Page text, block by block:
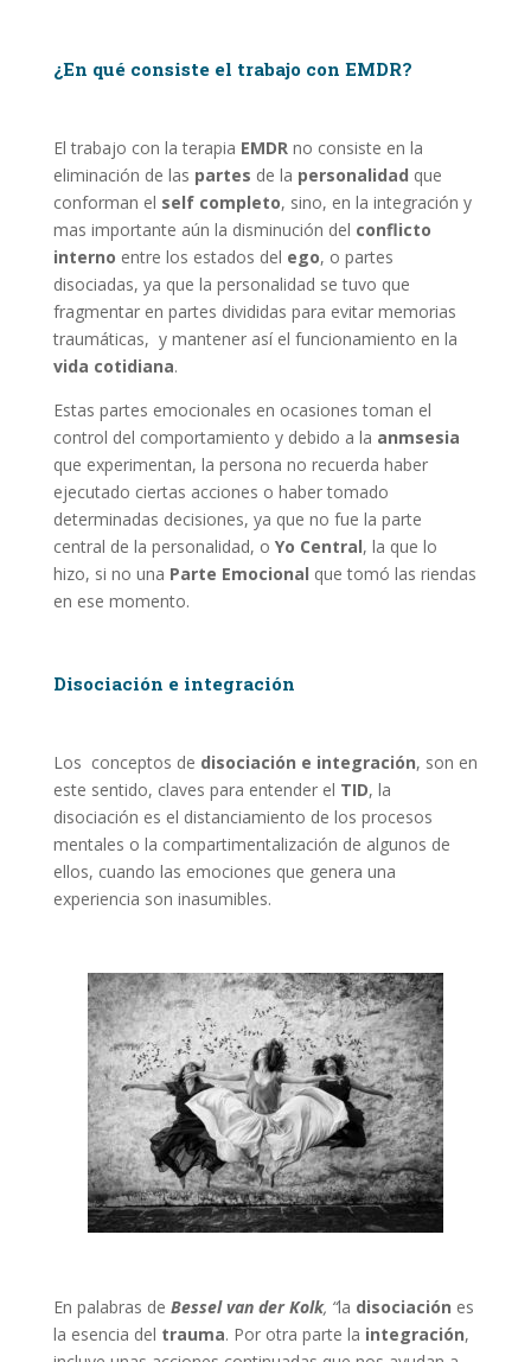
¿En qué consiste el trabajo con EMDR?
El trabajo con la terapia EMDRno consiste en la
eliminación de las partes de la personalidad que
conforman el self completo, sino, en la integración y
mas importante aún la disminución del conflicto
interno entre los estados del ego, o partes
disociadas, ya que la personalidad se tuvo que
fragmentar en partes divididas para evitar memorias
traumáticas, y mantener así el funcionamiento en la
vida cotidiana.
Estas partes emocionales en ocasiones toman el
control del comportamiento y debido a la anmsesia
que experimentan, la persona no recuerda haber
ejecutado ciertas acciones o haber tomado
determinadas decisiones, ya que no fue la parte
central de la personalidad, o Yo Central, la que lo
hizo, si no una Parte Emocional que tomó las riendas
en ese momento.
Disociación e integración
Los conceptos de disociación e integración, son en
este sentido, claves para entender el TID, la
disociación es el distanciamiento de los procesos
mentales o la compartimentalización de algunos de
ellos, cuando las emociones que genera una
experiencia son inasumibles.
En palabras de Bessel van der Kolk, “la disociación es
la esencia del trauma. Por otra parte la integración,